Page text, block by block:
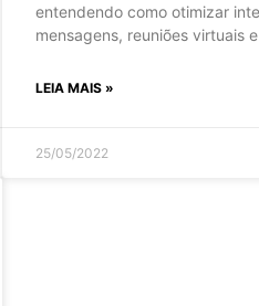
entendendo como otimizar
mensagens, reuniões virtuais
LEIA MAIS »
25/05/2022